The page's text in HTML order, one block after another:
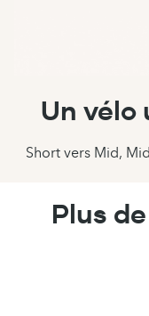
Un
Short vers Mid,
Plus